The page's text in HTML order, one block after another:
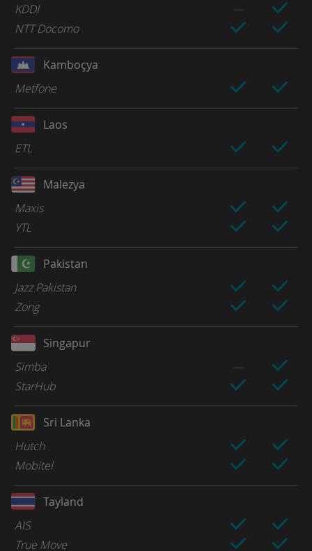
KDDI
NTT Docomo
Kamboçya
Metfone
Laos
ETL
Malezya
Maxis
YTL
Pakistan
Jazz Pakistan
Zong
Singapur
Simba
StarHub
Sri Lanka
Hutch
Mobitel
Tayland
AIS
True Move